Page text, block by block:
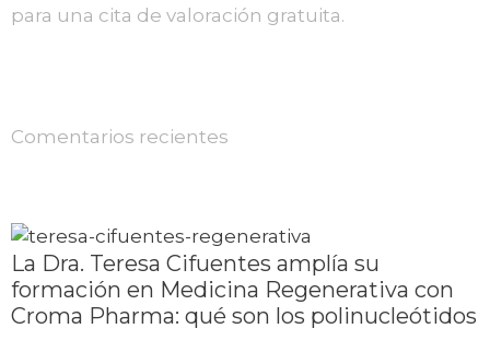
para una cita de valoración gratuita.
Comentarios recientes
La Dra. Teresa Cifuentes amplía su
formación en Medicina Regenerativa con
Croma Pharma: qué son los polinucleótidos